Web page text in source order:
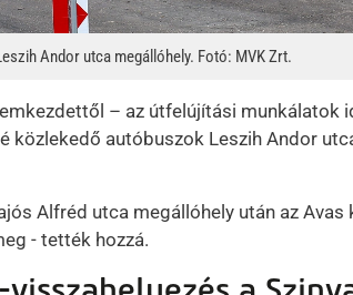
Andor utca megállóhely. Fotó: MVK Zrt.
– az útfelújítási munkálatok
közlekedő autóbuszok Leszih Andor
Alfréd utca megállóhely után az Avas
- tették hozzá.